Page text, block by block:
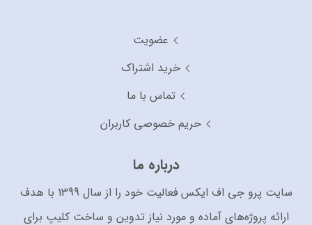
عضویت
خرید اشتراک
تماس با ما
حریم خصوصی کاربران
درباره ما
سایت پرو جی اف ایکس فعالیت خود را از سال 1399 با هدف
ارائه پروژه‌های آماده و مورد نیاز تدوین و ساخت کلیپ برای